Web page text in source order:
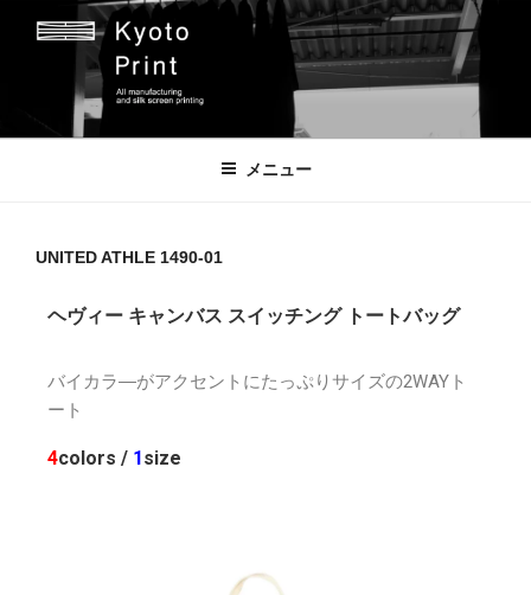
京都プリント
京都市のオリジナルプリント会社
メニュー
UNITED ATHLE 1490-01
ヘヴィー キャンバス スイッチング トートバッグ
バイカラ―がアクセントにたっぷりサイズの2WAYト
ート
4colors / 1 size